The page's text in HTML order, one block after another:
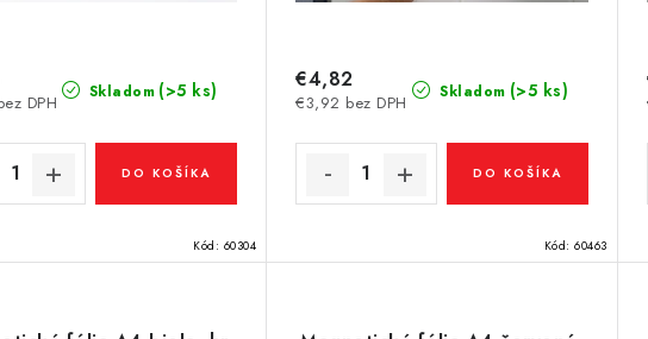
Skladom (>5 ks)
DPH
DO KOŠÍKA
Kód: 60304
Skladom (>5 ks)
€3,92 bez DPH
€4,82
DO KOŠÍKA
Kód: 60463